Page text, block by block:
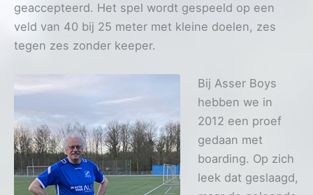
geaccepteerd. Het spel wordt gespeeld op een
veld van 40 bij 25 meter met kleine doelen, zes
tegen zes zonder keeper.
Bij Asser Boys
hebben we in
2012 een proef
gedaan met
boarding. Op zich
leek dat geslaagd,